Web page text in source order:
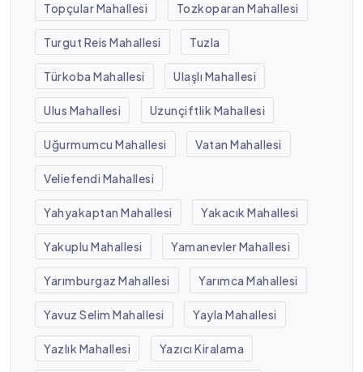
Topçular Mahallesi Tozkoparan Mahallesi
Turgut Reis Mahallesi Tuzla
Türkoba Mahallesi Ulaşlı Mahallesi
Ulus Mahallesi Uzunçiftlik Mahallesi
Uğurmumcu Mahallesi Vatan Mahallesi
Veliefendi Mahallesi
Yahyakaptan Mahallesi Yakacık Mahallesi
Yakuplu Mahallesi Yamanevler Mahallesi
Yarımburgaz Mahallesi Yarımca Mahallesi
Yavuz Selim Mahallesi Yayla Mahallesi
Yazlık Mahallesi Yazıcı Kiralama